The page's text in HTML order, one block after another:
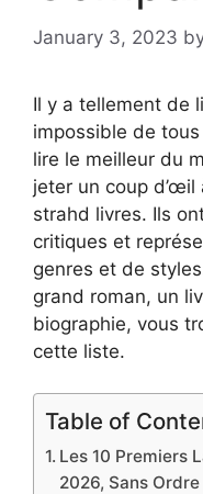
January 3, 2023
Il y a tellement de
impossible de
lire le meilleur du
jeter un coup
strahd livres. Ils
critiques et
genres et de
grand roman, un
biographie, vous
cette liste.
Table of
Les 10 Premiers
2026, Sans